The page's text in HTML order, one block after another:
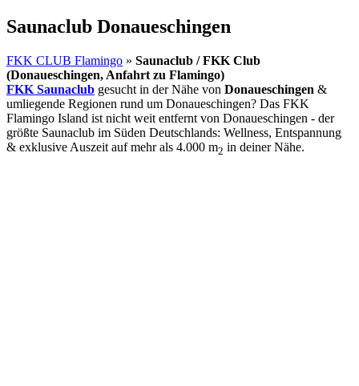
Saunaclub Donaueschingen
FKK CLUB Flamingo » Saunaclub / FKK Club
(Donaueschingen, Anfahrt zu Flamingo)
FKK Saunaclub gesucht in der Nähe von Donaueschingen &
umliegende Regionen rund um Donaueschingen? Das FKK
Flamingo Island ist nicht weit entfernt von Donaueschingen - der
größte Saunaclub im Süden Deutschlands: Wellness, Entspannung
& exklusive Auszeit auf mehr als 4.000 m2 in deiner Nähe.